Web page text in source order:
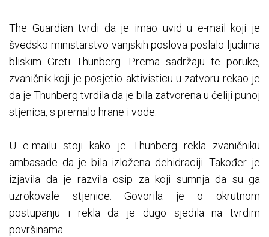
The Guardian tvrdi da je imao uvid u e-mail koji je
švedsko ministarstvo vanjskih poslova poslalo ljudima
bliskim Greti Thunberg. Prema sadržaju te poruke,
zvaničnik koji je posjetio aktivisticu u zatvoru rekao je
da je Thunberg tvrdila da je bila zatvorena u ćeliji punoj
stjenica, s premalo hrane i vode.
U e-mailu stoji kako je Thunberg rekla zvaničniku
ambasade da je bila izložena dehidraciji. Također je
izjavila da je razvila osip za koji sumnja da su ga
uzrokovale stjenice. Govorila je o okrutnom
postupanju i rekla da je dugo sjedila na tvrdim
površinama.